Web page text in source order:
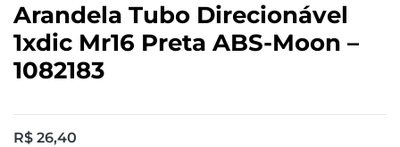
Arandela Tubo Direcionável
1xdic Mr16 Preta ABS-Moon –
1082183
R$ 26,40